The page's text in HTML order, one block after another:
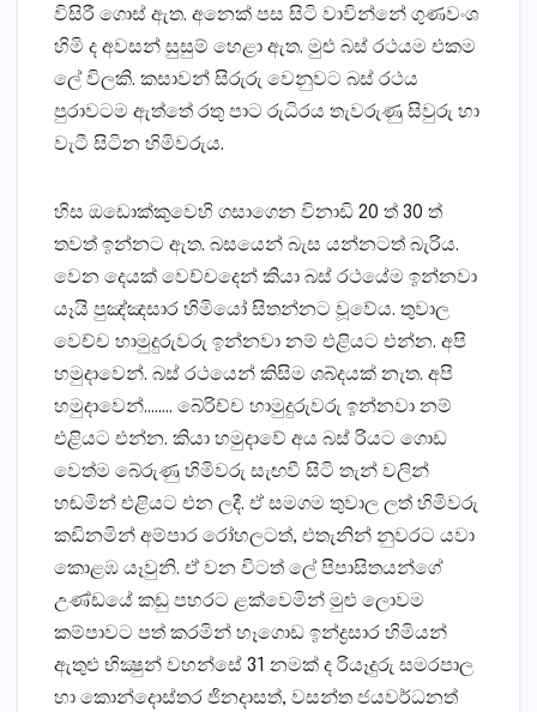
විසිරී ගොස්‌ ඇත. අනෙක්‌ පස සිටි වාවින්නේ ගුණවංශ
හිමි ද අවසන් සුසුම් හෙළා ඇත. මුළු බස්‌ රථයම එකම
ලේ විලකි. කසාවන් සිරුරු වෙනුවට බස්‌ රථය
පුරාවටම ඇත්තේ රතු පාට රුධිරය තැවරුණු සිවුරු හා
වැටී සිටින හිමිවරුය.
හිස ඔඩොක්‌කුවෙහි ගසාගෙන විනාඩි 20 ත් 30 ත්
තවත් ඉන්නට ඇත. බසයෙන් බැස යන්නටත් බැරිය.
වෙන දෙයක්‌ වෙච්චදෙන් කියා බස්‌ රථයේම ඉන්නවා
යෑයි පුඤ්ඤසාර හිමියෝ සිතන්නට වූවේය. තුවාල
වෙච්ච හාමුදුරුවරු ඉන්නවා නම් එළියට එන්න. අපි
හමුදාවෙන්. බස්‌ රථයෙන් කිසිම ශබ්දයක්‌ නැත. අපි
හමුදාවෙන්…….. බේරිච්ච හාමුදුරුවරු ඉන්නවා නම්
එළියට එන්න. කියා හමුදාවේ අය බස්‌ රියට ගොඩ
වෙත්ම බේරුණු හිමිවරු සැඟවී සිටි තැන් වලින්
හඬමින් එළියට එන ලදී. ඒ සමගම තුවාල ලත් හිමිවරු
කඩිනමින් අම්පාර රෝහලටත්, එතැනින් නුවරට යවා
කොළඹ යෑවුනි. ඒ වන විටත් ලේ පිපාසිතයන්ගේ
උණ්‌ඩයේ කඩු පහරට ළක්‌වෙමින් මුළු ලොවම
කම්පාවට පත් කරමින් හෑගොඩ ඉන්ද්‍රසාර හිමියන්
ඇතුළු භික්‍ෂුන් වහන්සේ 31 නමක්‌ ද රියෑදුරු සමරපාල
හා කොන්දොස්‌තර ජිනදාසත්, වසන්ත ජයවර්ධනත්